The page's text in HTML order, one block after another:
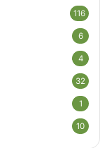
116
6
4
32
1
10